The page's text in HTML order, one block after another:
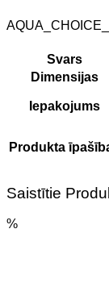
Svars
Dimensijas
Iepakojums
Produkta
Saistītie
%